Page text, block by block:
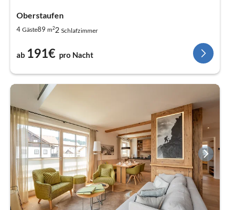
Oberstaufen
4 Gäste89 m22 Schlafzimmer
ab 191€ pro Nacht